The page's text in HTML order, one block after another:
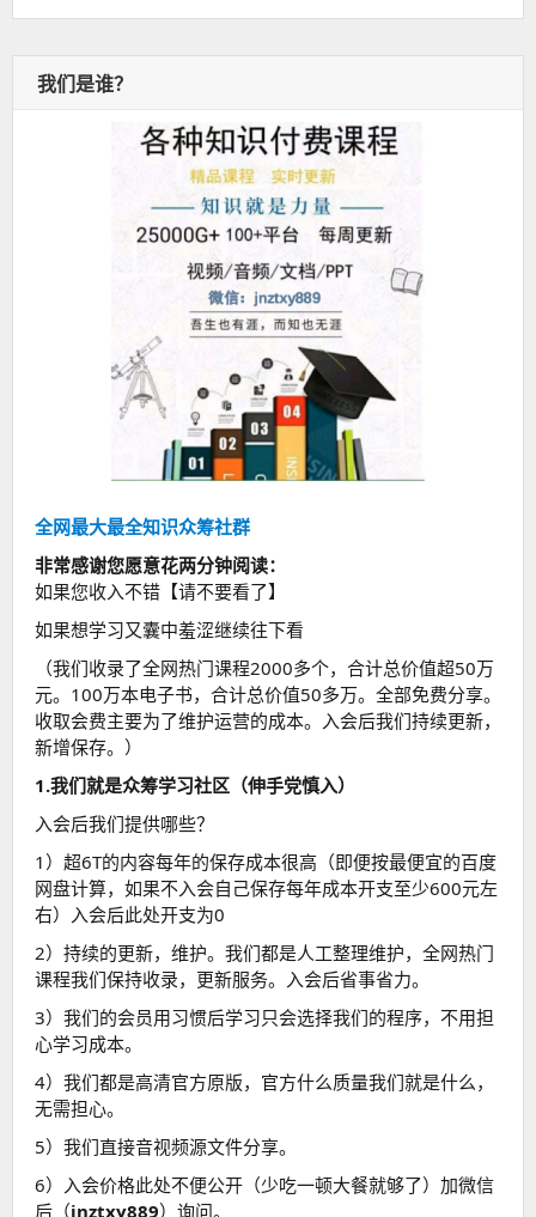
我们是谁？
全网最大最全知识众筹社群
非常感谢您愿意花两分钟阅读：
如果您收入不错【请不要看了】
如果想学习又囊中羞涩继续往下看
（我们收录了全网热门课程2000多个，合计总价值超50万
元。100万本电子书，合计总价值50多万。全部免费分享。
收取会费主要为了维护运营的成本。入会后我们持续更新，
新增保存。）
1.我们就是众筹学习社区（伸手党慎入）
入会后我们提供哪些？
1）超6T的内容每年的保存成本很高（即便按最便宜的百度
网盘计算，如果不入会自己保存每年成本开支至少600元左
右）入会后此处开支为0
2）持续的更新，维护。我们都是人工整理维护，全网热门
课程我们保持收录，更新服务。入会后省事省力。
3）我们的会员用习惯后学习只会选择我们的程序，不用担
心学习成本。
4）我们都是高清官方原版，官方什么质量我们就是什么，
无需担心。
5）我们直接音视频源文件分享。
6）入会价格此处不便公开（少吃一顿大餐就够了）加微信
后（jnztxy889）询问。